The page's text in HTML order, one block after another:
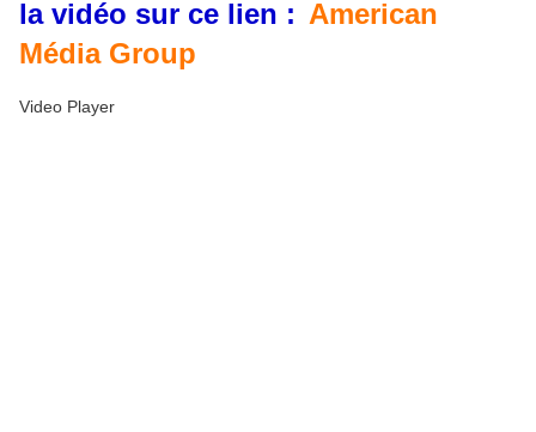
la vidéo sur ce lien : American
Média Group
Video Player